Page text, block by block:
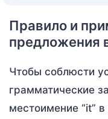
Правило и
предложения
Чтобы соблюсти
грамматические
местоимение “it”